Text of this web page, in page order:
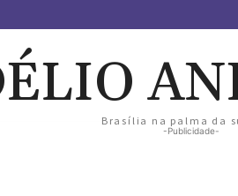
Brasília na palma da
-Publicidade-